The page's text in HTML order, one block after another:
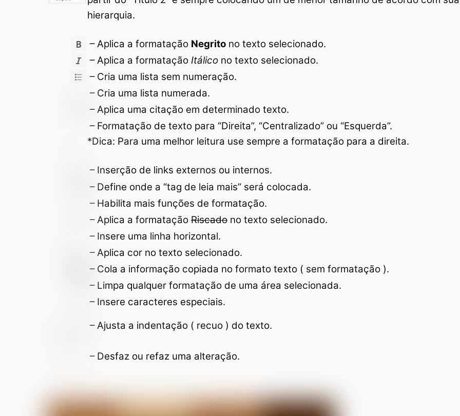
hierarquia.
– Aplica a formatação Negrito no texto selecionado.
– Aplica a formatação Itálico no texto selecionado.
– Cria uma lista sem numeração.
– Cria uma lista numerada.
– Aplica uma citação em determinado texto.
– Formatação de texto para “Direita”, “Centralizado” ou “Esquerda”.
*Dica: Para uma melhor leitura use sempre a formatação para a direita.
– Inserção de links externos ou internos.
– Define onde a “tag de leia mais” será colocada.
– Habilita mais funções de formatação.
– Aplica a formatação Riscado no texto selecionado.
– Insere uma linha horizontal.
– Aplica cor no texto selecionado.
– Cola a informação copiada no formato texto ( sem formatação ).
– Limpa qualquer formatação de uma área selecionada.
– Insere caracteres especiais.
– Ajusta a indentação ( recuo ) do texto.
– Desfaz ou refaz uma alteração.